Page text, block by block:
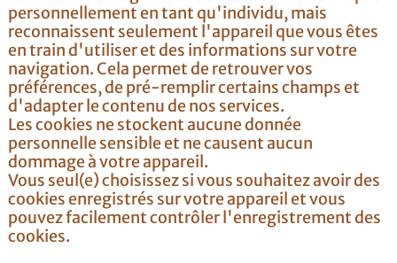
personnellement en tant qu'individu, mais
reconnaissent seulement l'appareil que vous êtes
en train d'utiliser et des informations sur votre
navigation. Cela permet de retrouver vos
préférences, de pré-remplir certains champs et
d'adapter le contenu de nos services.
Les cookies ne stockent aucune donnée
personnelle sensible et ne causent aucun
dommage à votre appareil.
Vous seul(e) choisissez si vous souhaitez avoir des
cookies enregistrés sur votre appareil et vous
pouvez facilement contrôler l'enregistrement des
cookies.